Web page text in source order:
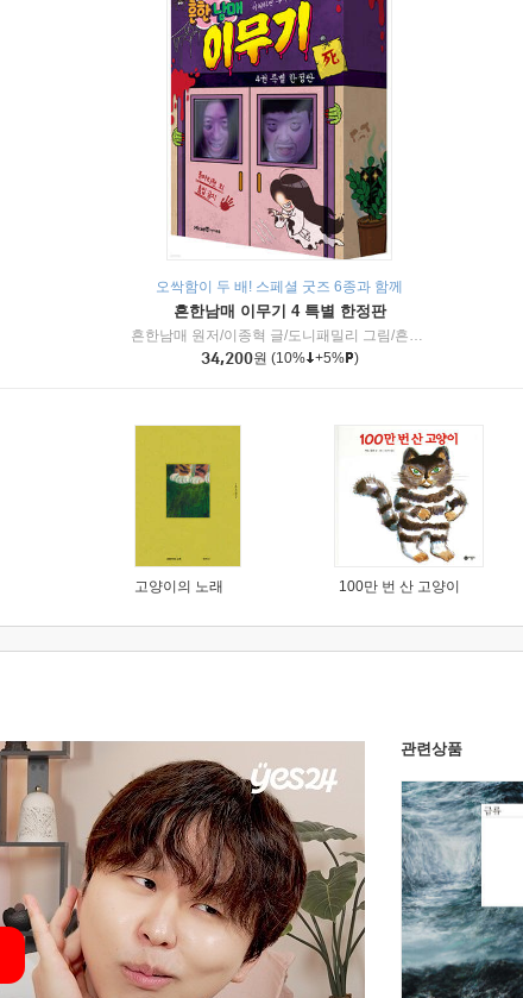
오싹함이 두 배! 스페셜 굿즈 6종과 함께
흔한남매 이무기 4 특별 한정판
흔한남매 원저/이종혁 글/도니패밀리 그림/흔한컴퍼니 감수
34,200원 (10% +5% )
고양이의 노래 100만 번 산 고양이
관련상품